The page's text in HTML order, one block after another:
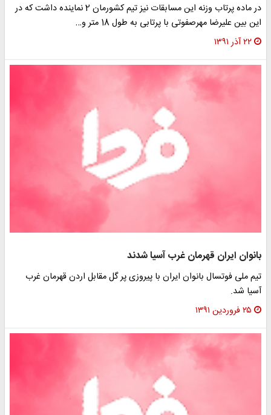
در ماده پرتاب وزنه این مسابقات نیز تیم کشورمان 2 نماینده داشت که در
این بین علیرضا مهرصفوتی با پرتابی به طول 18 متر و…
۲۲ آذر ۱۳۹۱
بانوان ایران قهرمان غرب آسیا شدند
تیم ملی فوتسال بانوان ایران با پیروزی پر گل مقابل اردن قهرمان غرب
آسیا شد.
۲۵ فروردین ۱۳۹۱